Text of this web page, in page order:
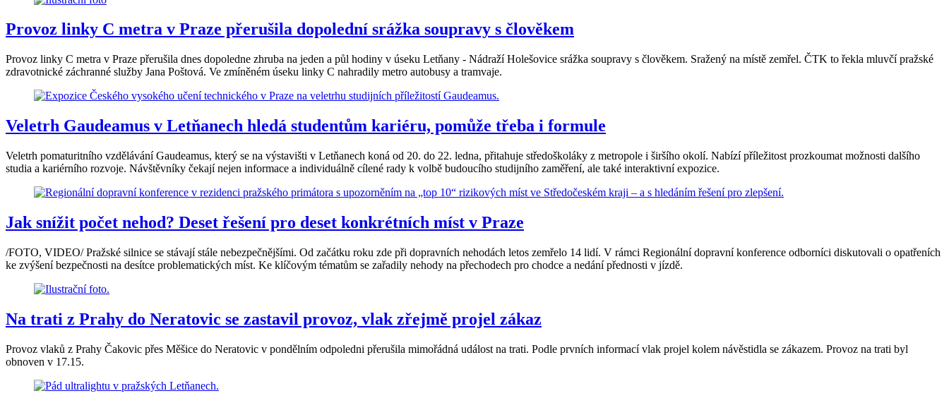
Provoz linky C metra v Praze přerušila dopolední srážka soupravy s člověkem
Provoz linky C metra v Praze přerušila dnes dopoledne zhruba na jeden a půl hodiny v úseku Letňany - Nádraží Holešovice srážka soupravy s člověkem. Sražený na místě zemřel. ČTK to řekla mluvčí pražské
zdravotnické záchranné služby Jana Poštová. Ve zmíněném úseku linky C nahradily metro autobusy a tramvaje.
Veletrh Gaudeamus v Letňanech hledá studentům kariéru, pomůže třeba i formule
Veletrh pomaturitního vzdělávání Gaudeamus, který se na výstavišti v Letňanech koná od 20. do 22. ledna, přitahuje středoškoláky z metropole i širšího okolí. Nabízí příležitost prozkoumat možnosti dalšího
studia a kariérního rozvoje. Návštěvníky čekají nejen informace a individuálně cílené rady k volbě budoucího studijního zaměření, ale také interaktivní expozice.
Jak snížit počet nehod? Deset řešení pro deset konkrétních míst v Praze
/FOTO, VIDEO/ Pražské silnice se stávají stále nebezpečnějšími. Od začátku roku zde při dopravních nehodách letos zemřelo 14 lidí. V rámci Regionální dopravní konference odborníci diskutovali o opatřeních
ke zvýšení bezpečnosti na desítce problematických míst. Ke klíčovým tématům se zařadily nehody na přechodech pro chodce a nedání přednosti v jízdě.
Na trati z Prahy do Neratovic se zastavil provoz, vlak zřejmě projel zákaz
Provoz vlaků z Prahy Čakovic přes Měšice do Neratovic v pondělním odpoledni přerušila mimořádná událost na trati. Podle prvních informací vlak projel kolem návěstidla se zákazem. Provoz na trati byl
obnoven v 17.15.